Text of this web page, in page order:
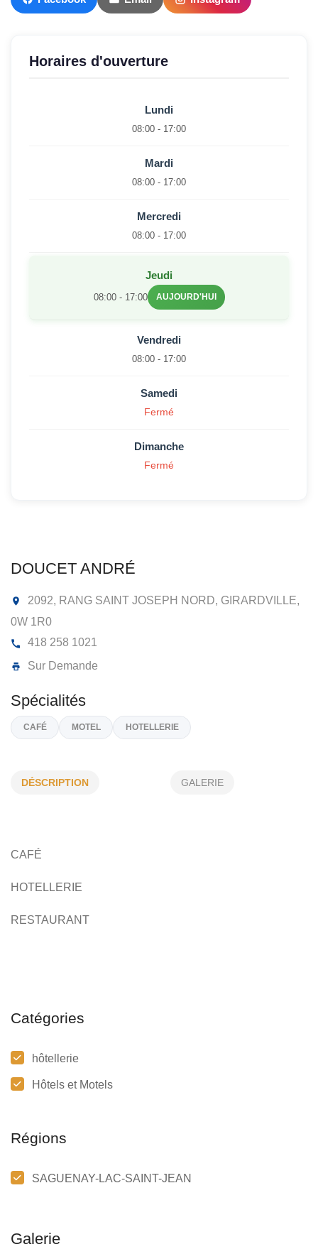
DOUCET ANDRÉ
2092, RANG SAINT JOSEPH NORD,
0W 1R0
Sur Demande
CAFÉ
DÉSCRIPTION GALERIE
CAFÉ
HOTELLERIE
RESTAURANT
Catégories
hôtellerie
Hôtels et Motels
Régions
SAGUENAY-LAC-SAINT-JEAN
Horaires d'ouverture
Lundi
08:00 - 17:00
Mardi
08:00 - 17:00
Mercredi
08:00 - 17:00
Jeudi
08:00 - 17:00 AUJOURD'HUI
Vendredi
08:00 - 17:00
Samedi
Fermé
Dimanche
Fermé